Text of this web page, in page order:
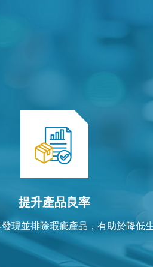
提升產品良率
現並排除瑕疵產品，有助於降低生